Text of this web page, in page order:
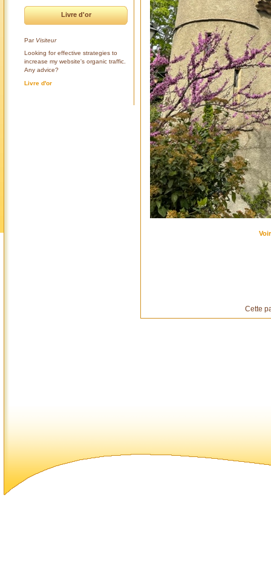
Livre d'or
Par Visiteur
Looking for effective strategies to
increase my website's organic traffic.
Any advice?
Livre d'or
Cette